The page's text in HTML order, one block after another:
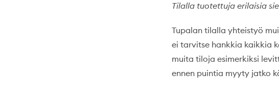
Tilalla tuotettuja erilaisia
Tupalan tilalla yhteistyö
ei tarvitse hankkia kaikkia
muita tiloja esimerkiksi
ennen puintia myyty jatko